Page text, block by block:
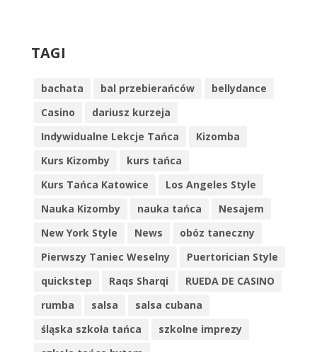
TAGI
bachata bal przebierańców
bellydance
Casino
dariusz kurzeja
Indywidualne Lekcje Tańca
Kizomba
Kurs Kizomby
kurs tańca
Kurs Tańca Katowice
Los Angeles Style
Nauka Kizomby
nauka tańca
Nesajem
New York Style
News
obóz taneczny
Pierwszy Taniec Weselny
Puertorician Style
quickstep
Raqs Sharqi
RUEDA DE CASINO
rumba
salsa
salsa cubana
śląska szkoła tańca
szkolne imprezy